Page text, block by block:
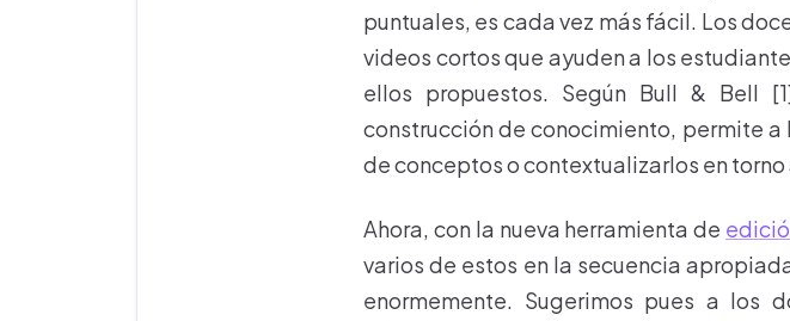
puntuales, es cada vez más fácil. Los
videos cortos que ayuden a los
ellos propuestos. Según Bull & Bell
construcción de conocimiento, permite
de conceptos o contextualizarlos en
Ahora, con la nueva herramienta de
varios de estos en la secuencia
enormemente. Sugerimos pues a los